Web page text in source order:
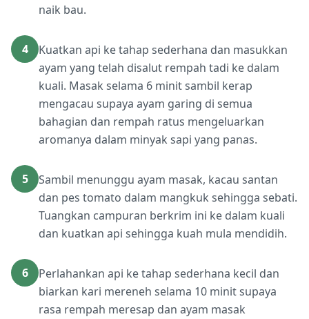
naik bau.
4
Kuatkan api ke tahap sederhana dan masukkan
ayam yang telah disalut rempah tadi ke dalam
kuali. Masak selama 6 minit sambil kerap
mengacau supaya ayam garing di semua
bahagian dan rempah ratus mengeluarkan
aromanya dalam minyak sapi yang panas.
5
Sambil menunggu ayam masak, kacau santan
dan pes tomato dalam mangkuk sehingga sebati.
Tuangkan campuran berkrim ini ke dalam kuali
dan kuatkan api sehingga kuah mula mendidih.
6
Perlahankan api ke tahap sederhana kecil dan
biarkan kari mereneh selama 10 minit supaya
rasa rempah meresap dan ayam masak